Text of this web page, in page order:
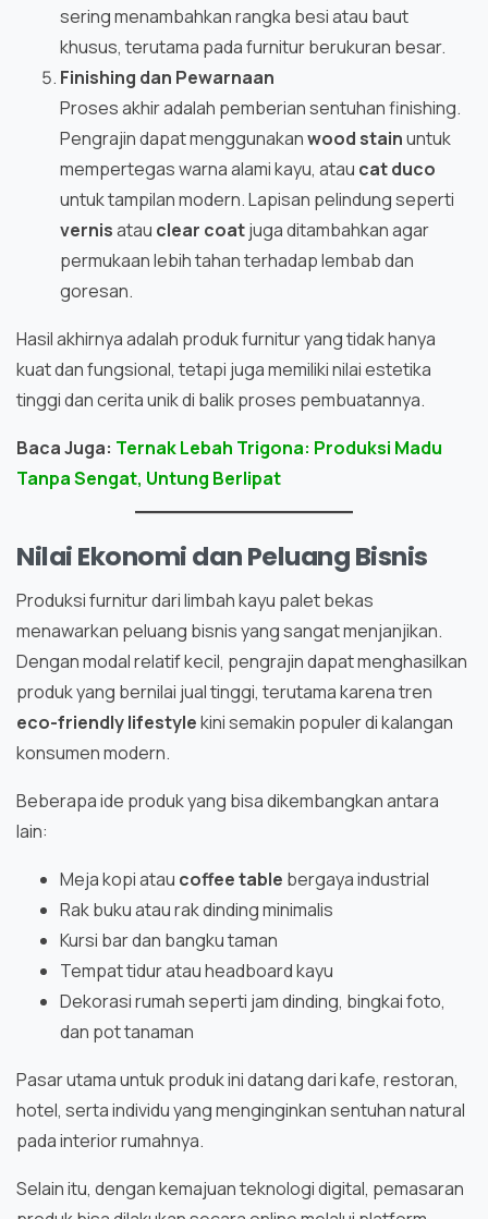
sering menambahkan rangka besi atau baut
khusus, terutama pada furnitur berukuran besar.
Finishing dan Pewarnaan
Proses akhir adalah pemberian sentuhan finishing.
Pengrajin dapat menggunakanwood stainuntuk
mempertegas warna alami kayu, atau cat duco
untuk tampilan modern. Lapisan pelindung seperti
vernisatau clear coatjuga ditambahkan agar
permukaan lebih tahan terhadap lembab dan
goresan.
Hasil akhirnya adalah produk furnitur yang tidak hanya
kuat dan fungsional, tetapi juga memiliki nilai estetika
tinggi dan cerita unik di balik proses pembuatannya.
Baca Juga: Ternak Lebah Trigona: Produksi Madu
Tanpa Sengat, Untung Berlipat
Nilai Ekonomi dan Peluang Bisnis
Produksi furnitur dari limbah kayu palet bekas
menawarkan peluang bisnis yang sangat menjanjikan.
Dengan modal relatif kecil, pengrajin dapat menghasilkan
produk yang bernilai jual tinggi, terutama karena tren
eco-friendly lifestylekini semakin populer di kalangan
konsumen modern.
Beberapa ide produk yang bisa dikembangkan antara
lain:
Meja kopi atau coffee table bergaya industrial
Rak buku atau rak dinding minimalis
Kursi bar dan bangku taman
Tempat tidur atau headboard kayu
Dekorasi rumah seperti jam dinding, bingkai foto,
dan pot tanaman
Pasar utama untuk produk ini datang dari kafe, restoran,
hotel, serta individu yang menginginkan sentuhan natural
pada interior rumahnya.
Selain itu, dengan kemajuan teknologi digital, pemasaran